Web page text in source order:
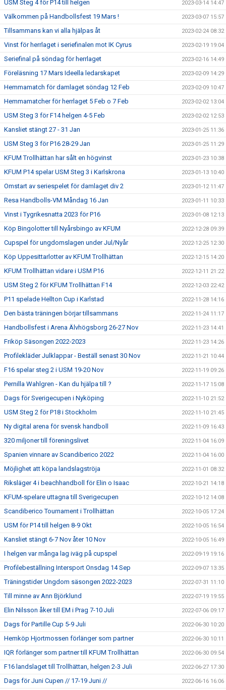
USM Steg 4 för P14 till helgen 2023-03-14 14:47
Välkommen på Handbollsfest 19 Mars ! 2023-03-07 15:57
Tillsammans kan vi alla hjälpas åt 2023-02-24 08:32
Vinst för herrlaget i seriefinalen mot IK Cyrus 2023-02-19 19:04
Seriefinal på söndag för herrlaget 2023-02-16 14:49
Föreläsning 17 Mars Ideella ledarskapet 2023-02-09 14:29
Hemmamatch för damlaget söndag 12 Feb 2023-02-09 10:47
Hemmamatcher för herrlaget 5 Feb o 7 Feb 2023-02-02 13:04
USM Steg 3 för F14 helgen 4-5 Feb 2023-02-02 12:53
Kansliet stängt 27 - 31 Jan 2023-01-25 11:36
USM Steg 3 för P16 28-29 Jan 2023-01-25 11:29
KFUM Trollhättan har sålt en högvinst 2023-01-23 10:38
KFUM P14 spelar USM Steg 3 i Karlskrona 2023-01-13 10:40
Omstart av seriespelet för damlaget div 2 2023-01-12 11:47
Resa Handbolls-VM Måndag 16 Jan 2023-01-11 10:33
Vinst i Tygrikesnatta 2023 för P16 2023-01-08 12:13
Köp Bingolotter till Nyårsbingo av KFUM 2022-12-28 09:39
Cupspel för ungdomslagen under Jul/Nyår 2022-12-25 12:30
Köp Uppesittarlotter av KFUM Trollhättan 2022-12-15 14:20
KFUM Trollhättan vidare i USM P16 2022-12-11 21:22
USM Steg 2 för KFUM Trollhättan F14 2022-12-03 22:42
P11 spelade Hellton Cup i Karlstad 2022-11-28 14:16
Den bästa träningen börjar tillsammans 2022-11-24 11:17
Handbollsfest i Arena Älvhögsborg 26-27 Nov 2022-11-23 14:41
Friköp Säsongen 2022-2023 2022-11-23 14:26
Profilekläder Julklappar - Beställ senast 30 Nov 2022-11-21 10:44
F16 spelar steg 2 i USM 19-20 Nov 2022-11-19 09:26
Pernilla Wahlgren - Kan du hjälpa till ? 2022-11-17 15:08
Dags för Sverigecupen i Nyköping 2022-11-10 21:52
USM Steg 2 för P18 i Stockholm 2022-11-10 21:45
Ny digital arena för svensk handboll 2022-11-09 16:43
320 miljoner till föreningslivet 2022-11-04 16:09
Spanien vinnare av Scandiberico 2022 2022-11-04 16:00
Möjlighet att köpa landslagströja 2022-11-01 08:32
Riksläger 4 i beachhandboll för Elin o Isaac 2022-10-21 14:18
KFUM-spelare uttagna till Sverigecupen 2022-10-12 14:08
Scandiberico Tournament i Trollhättan 2022-10-05 17:24
USM för P14 till helgen 8-9 Okt 2022-10-05 16:54
Kansliet stängt 6-7 Nov åter 10 Nov 2022-10-05 16:49
I helgen var många lag iväg på cupspel 2022-09-19 19:16
Profilebeställning Intersport Onsdag 14 Sep 2022-09-07 13:35
Träningstider Ungdom säsongen 2022-2023 2022-07-31 11:10
Till minne av Ann Björklund 2022-07-19 19:55
Elin Nilsson åker till EM i Prag 7-10 Juli 2022-07-06 09:17
Dags för Partille Cup 5-9 Juli 2022-06-30 10:20
Hemköp Hjortmossen förlänger som partner 2022-06-30 10:11
IQR förlänger som partner till KFUM Trollhättan 2022-06-30 09:54
F16 landslaget till Trollhättan, helgen 2-3 Juli 2022-06-27 17:30
Dags för Juni Cupen // 17-19 Juni // 2022-06-16 16:06